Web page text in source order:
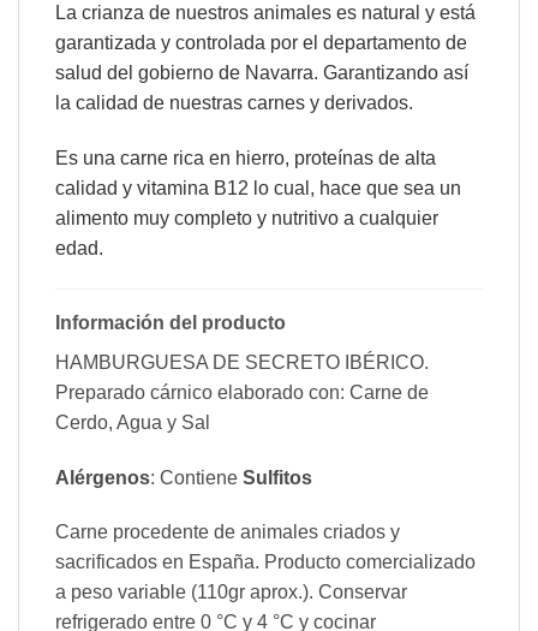
La crianza de nuestros animales es natural y está
garantizada y controlada por el departamento de
salud del gobierno de Navarra. Garantizando así
la calidad de nuestras carnes y derivados.
Es una carne rica en hierro, proteínas de alta
calidad y vitamina B12 lo cual, hace que sea un
alimento muy completo y nutritivo a cualquier
edad.
Información del producto
HAMBURGUESA DE SECRETO IBÉRICO.
Preparado cárnico elaborado con: Carne de
Cerdo, Agua y Sal
Alérgenos: Contiene Sulfitos
Carne procedente de animales criados y
sacrificados en España. Producto comercializado
a peso variable (110gr aprox.). Conservar
refrigerado entre 0 °C y 4 °C y cocinar